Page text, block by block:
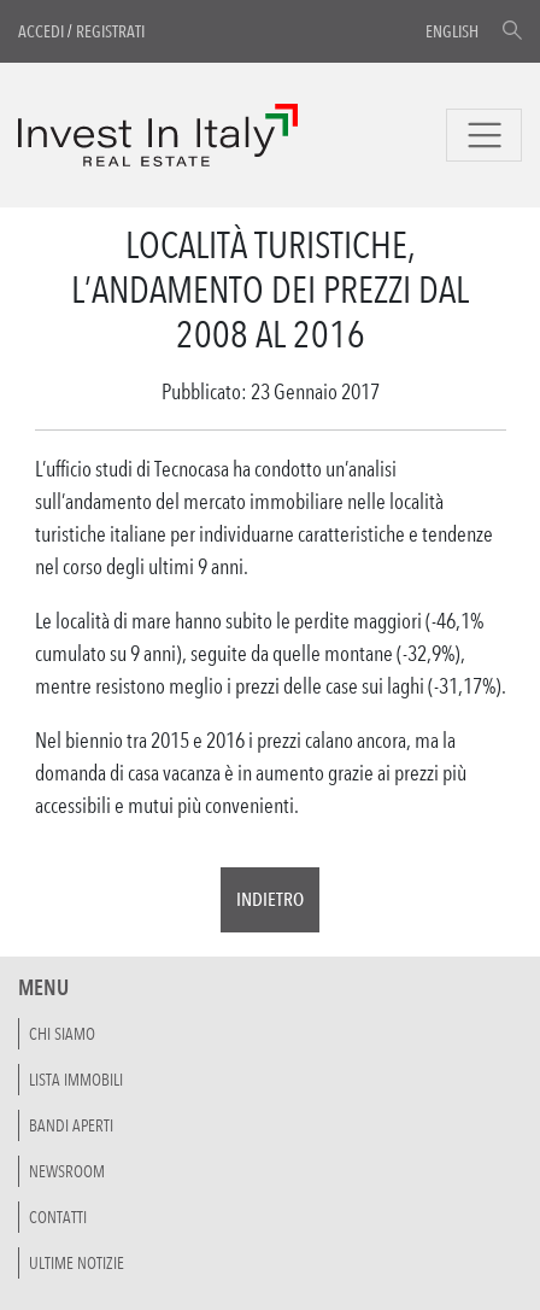
ACCEDI/ REGISTRATI ENGLISH
LOCALITÀ TURISTICHE,
L’ANDAMENTO DEI PREZZI DAL
2008 AL 2016
Pubblicato: 23 Gennaio 2017
L’ufficio studi di Tecnocasa ha condotto un’analisi
sull’andamento del mercato immobiliare nelle località
turistiche italiane per individuarne caratteristiche e tendenze
nel corso degli ultimi 9 anni.
Le località di mare hanno subito le perdite maggiori (-46,1%
cumulato su 9 anni), seguite da quelle montane (-32,9%),
mentre resistono meglio i prezzi delle case sui laghi (-31,17%).
Nel biennio tra 2015 e 2016 i prezzi calano ancora, ma la
domanda di casa vacanza è in aumento grazie ai prezzi più
accessibili e mutui più convenienti.
INDIETRO
MENU
CHI SIAMO
LISTA IMMOBILI
BANDI APERTI
NEWSROOM
CONTATTI
ULTIME NOTIZIE